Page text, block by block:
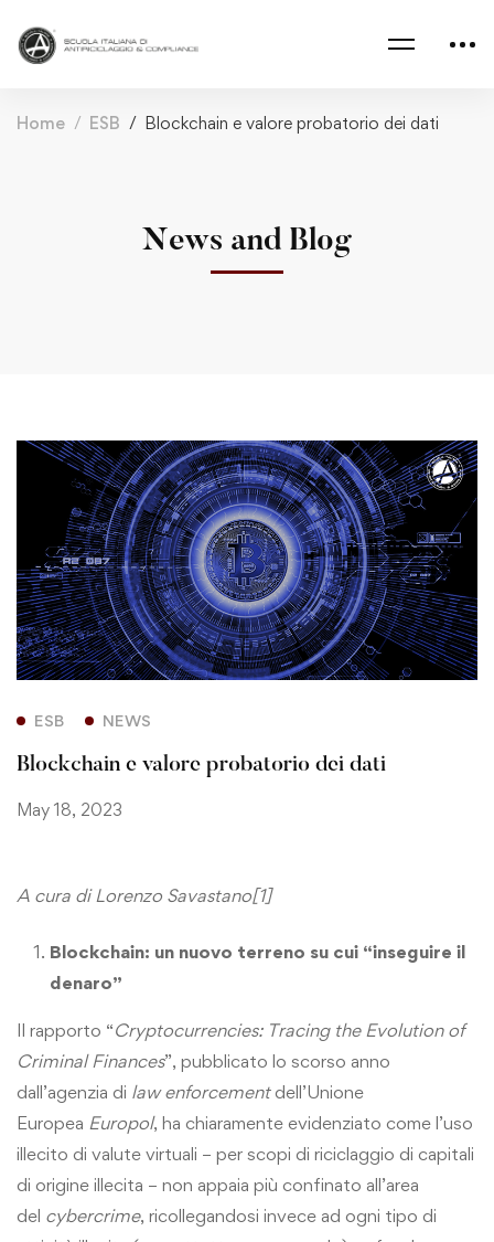
Home ESB Blockchain e valore probatorio dei dati
News and Blog
ESB NEWS
Blockchain e valore probatorio dei dati
May 18, 2023
A cura di Lorenzo Savastano[1]
Blockchain: un nuovo terreno su cui “inseguire il
denaro”
Il rapporto “Cryptocurrencies: Tracing the Evolution of
Criminal Finances”, pubblicato lo scorso anno
dall’agenzia di law enforcement dell’Unione
Europea Europol, ha chiaramente evidenziato come l’uso
illecito di valute virtuali – per scopi di riciclaggio di capitali
di origine illecita – non appaia più confinato all’area
del cybercrime, ricollegandosi invece ad ogni tipo di